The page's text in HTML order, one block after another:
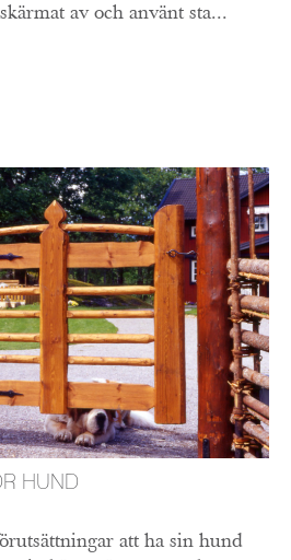
av och använt sta...
HUND
att ha sin hund